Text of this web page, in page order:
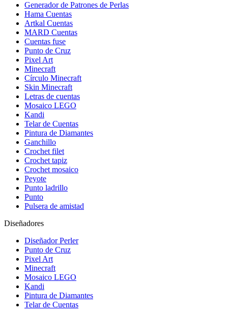
Generador de Patrones de Perlas
Hama Cuentas
Artkal Cuentas
MARD Cuentas
Cuentas fuse
Punto de Cruz
Pixel Art
Minecraft
Círculo Minecraft
Skin Minecraft
Letras de cuentas
Mosaico LEGO
Kandi
Telar de Cuentas
Pintura de Diamantes
Ganchillo
Crochet filet
Crochet tapiz
Crochet mosaico
Peyote
Punto ladrillo
Punto
Pulsera de amistad
Diseñadores
Diseñador Perler
Punto de Cruz
Pixel Art
Minecraft
Mosaico LEGO
Kandi
Pintura de Diamantes
Telar de Cuentas